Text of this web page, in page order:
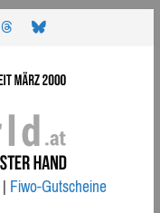
|Fiwo-Gutscheine